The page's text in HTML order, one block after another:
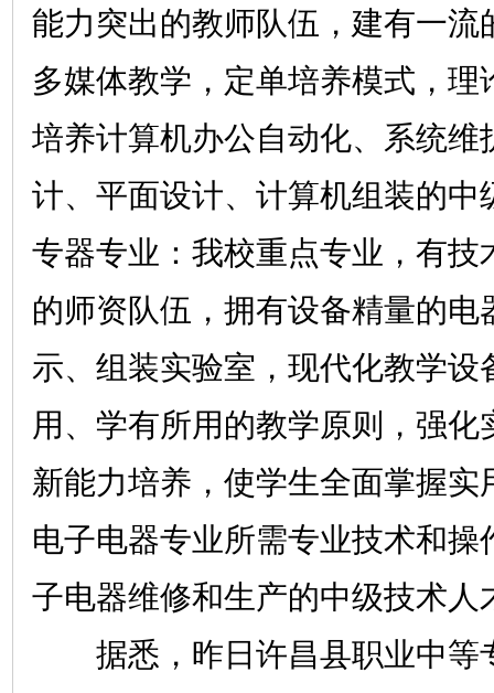
能力突出的教师队伍，建有一流
多媒体教学，定单培养模式，理
培养计算机办公自动化、系统维
计、平面设计、计算机组装的中
专器专业：我校重点专业，有技
的师资队伍，拥有设备精量的电
示、组装实验室，现代化教学设
用、学有所用的教学原则，强化
新能力培养，使学生全面掌握实
电子电器专业所需专业技术和操
子电器维修和生产的中级技术人
据悉，昨日许昌县职业中等